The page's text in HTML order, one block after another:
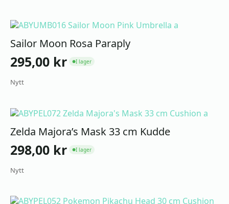
Sailor Moon Rosa Paraply
295,00 kr ●I lager
Nytt
Zelda Majora’s Mask 33 cm Kudde
298,00 kr ●I lager
Nytt